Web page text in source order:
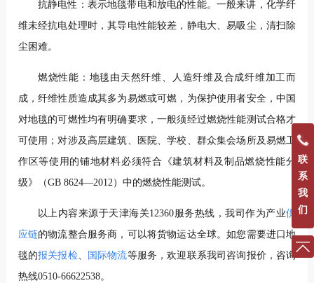
抗静电性：表示地毯带电和放电的性能。一般来讲，化学纤
维未经抗电处理时，其导电性能较差，静电大、易吸尘，清扫除
尘困难。
燃烧性能：地毯由天然纤维、人造纤维及合成纤维加工而
成，纤维性质造成其多为易燃或可燃，为保护使用者安全，中国
对地毯的可燃性均有明确要求，一般须经过燃烧性能测试合格才
可使用；对涉及高层建筑、医院、学校、群众集会场所及易燃工
作区等使用的铺地材料必须符合《建筑材料及制品燃烧性能分
级》（GB 8624—2012）中的燃烧性能测试。
以上内容来源于天津海关12360服务热线，我司作为产业供
应链的物流整合服务商，可以将货物运达全球。如您需要进口地
毯的报关报检、 国际物流等服务，欢迎联系我司咨询报价，咨询
热线0510-66622538。
联
系
我
们